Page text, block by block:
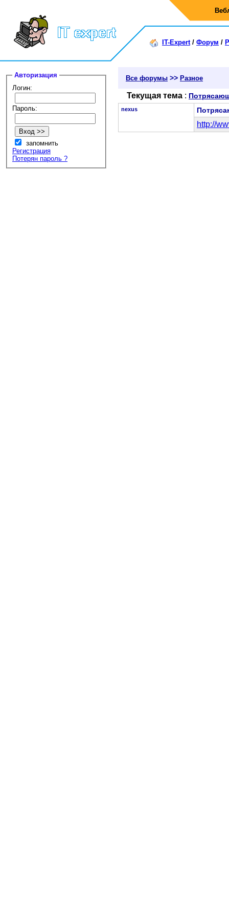
IT-Expert/ Форум /
Авторизация
Логин:
Пароль:
запомнить
Регистрация
Потерян пароль ?
Все форумы >> Разное
Текущая тема :
nexus
http://